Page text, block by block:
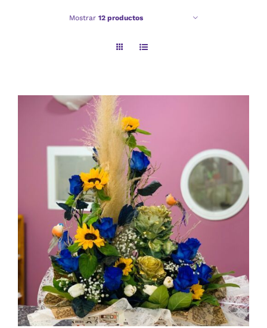
Mostrar 12 productos
AÑADIR AL CARRITO
/
DETALLES